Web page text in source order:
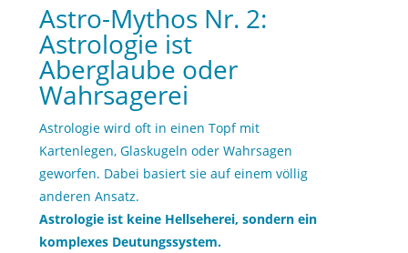
Astro-Mythos Nr. 2:
Astrologie ist
Aberglaube oder
Wahrsagerei
Astrologie wird oft in einen Topf mit
Kartenlegen, Glaskugeln oder Wahrsagen
geworfen. Dabei basiert sie auf einem völlig
anderen Ansatz.
Astrologie ist keine Hellseherei, sondern ein
komplexes Deutungssystem.